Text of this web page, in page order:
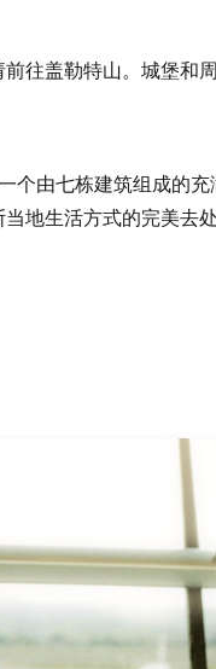
往盖勒特山。城堡和
个由七栋建筑组成的
地生活方式的完美去处